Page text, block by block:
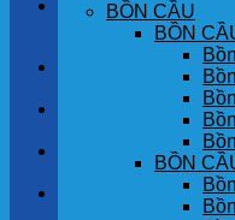
SẢN PHẨM
BỒN CẦU
BỒN
BỒN